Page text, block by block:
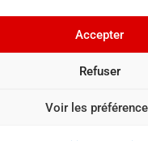
Accepter
Refuser
Voir les